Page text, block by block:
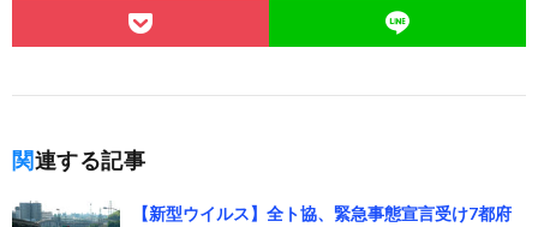
関連する記事
【新型ウイルス】全ト協、緊急事態宣言受け7都府